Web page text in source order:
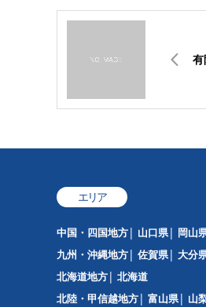
エリア
中国・四国地方 山口県 岡山
九州・沖縄地方
佐賀県 大分
北海道地方
北海道
北陸・甲信越地方
富山県 山